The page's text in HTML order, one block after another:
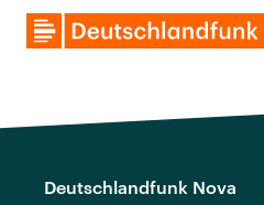
Deutschlandfunk Nova